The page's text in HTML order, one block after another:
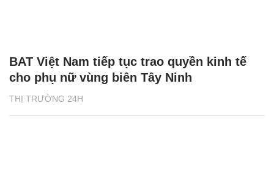
THỊ TRƯỜNG 24H
BAT Việt Nam tiếp tục trao quyền kinh tế
cho phụ nữ vùng biên Tây Ninh